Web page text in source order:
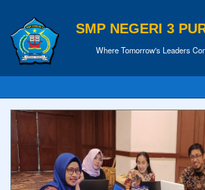
SMP NEGERI 3
Where Tomorrow's Leaders